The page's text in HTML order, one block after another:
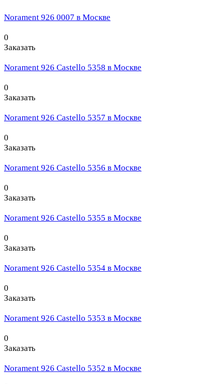
Norament 926 0007 в Москве
0
Заказать
Norament 926 Castello 5358 в Москве
0
Заказать
Norament 926 Castello 5357 в Москве
0
Заказать
Norament 926 Castello 5356 в Москве
0
Заказать
Norament 926 Castello 5355 в Москве
0
Заказать
Norament 926 Castello 5354 в Москве
0
Заказать
Norament 926 Castello 5353 в Москве
0
Заказать
Norament 926 Castello 5352 в Москве